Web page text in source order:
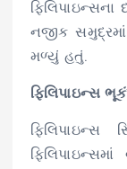
નજીક
મળ્યું હતું.
ફિલિપાઇન્સ
ફિલિપાઇન્સ